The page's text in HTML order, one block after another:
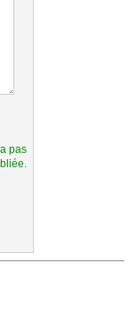
pas